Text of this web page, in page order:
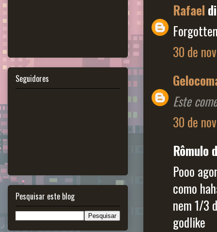
Rafael
30 de
Este
30 de
Rômulo
Pooo
como
nem 1/3
godlike
Seguidores
Pesquisar este blog